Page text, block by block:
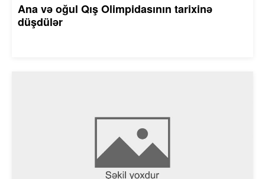
Ana və oğul Qış Olimpidasının tarixinə
düşdülər